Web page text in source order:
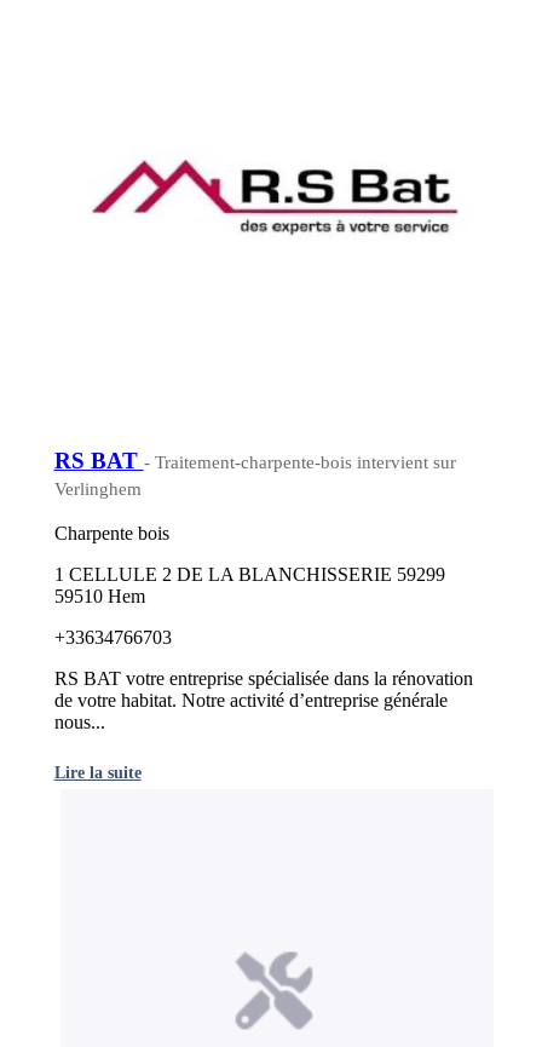
RS BAT - Traitement-charpente-bois intervient sur
Verlinghem
Charpente bois
1 CELLULE 2 DE LA BLANCHISSERIE 59299
59510 Hem
+33634766703
RS BAT votre entreprise spécialisée dans la rénovation
de votre habitat. Notre activité d’entreprise générale
nous...
Lire la suite